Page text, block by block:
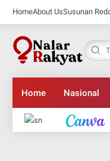
HomeAbout UsSusunan
Home Nasional